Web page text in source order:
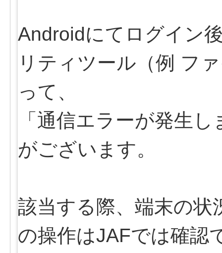
Androidにてログイン
リティツール（例 フ
って、
「通信エラーが発生
がございます。
該当する際、端末の
の操作はJAFでは確認